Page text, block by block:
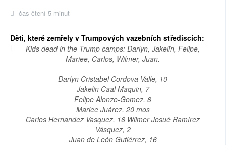
čas čtení 5 minut
Děti, které zemřely v Trumpových vazebních střediscích:
Kids dead in the Trump camps: Darlyn, Jakelin, Felipe,
Mariee, Carlos, Wilmer, Juan.
Darlyn Cristabel Cordova-Valle, 10
Jakelin Caal Maquin, 7
Felipe Alonzo-Gomez, 8
Mariee Juárez, 20 mos
Carlos Hernandez Vasquez, 16 Wilmer Josué Ramírez
Vásquez, 2
Juan de León Gutiérrez, 16